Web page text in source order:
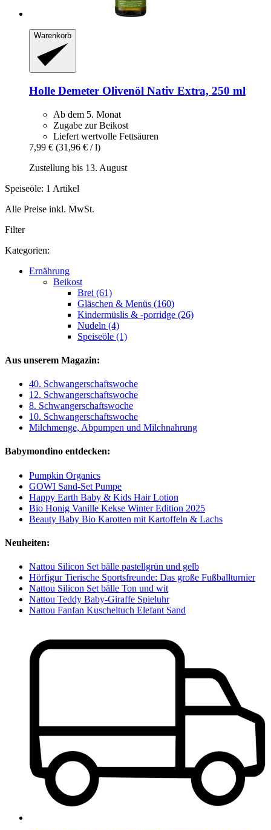
Warenkorb
Holle Demeter Olivenöl Nativ Extra, 250 ml
Ab dem 5. Monat
Zugabe zur Beikost
Liefert wertvolle Fettsäuren
7,99 € (31,96 € / l)
Zustellung bis 13. August
Speiseöle: 1 Artikel
Alle Preise inkl. MwSt.
Filter
Kategorien:
Ernährung
Beikost
Brei (61)
Gläschen & Menüs (160)
Kindermüslis & -porridge (26)
Nudeln (4)
Speiseöle (1)
Aus unserem Magazin:
40. Schwangerschaftswoche
12. Schwangerschaftswoche
8. Schwangerschaftswoche
10. Schwangerschaftswoche
Milchmenge, Abpumpen und Milchnahrung
Babymondino entdecken:
Pumpkin Organics
GOWI Sand-Set Pumpe
Happy Earth Baby & Kids Hair Lotion
Bio Honig Vanille Kekse Winter Edition 2025
Beauty Baby Bio Karotten mit Kartoffeln & Lachs
Neuheiten:
Nattou Silicon Set bälle pastellgrün und gelb
Hörfigur Tierische Sportsfreunde: Das große Fußballturnier
Nattou Silicon Set bälle Ton und wit
Nattou Teddy Baby-Giraffe Spieluhr
Nattou Fanfan Kuscheltuch Elefant Sand